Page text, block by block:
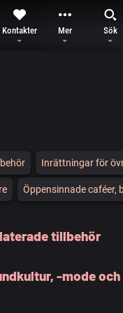
Kontakter Mer Sök
Inrättningar för
Öppensinnade caféer,
tillbehör
-mode